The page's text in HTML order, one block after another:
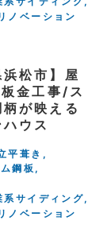
ノベーション
浜松市】屋
金工事/ス
柄が映える
ウス
平葺き
鋼板
サイディング
ノベーション